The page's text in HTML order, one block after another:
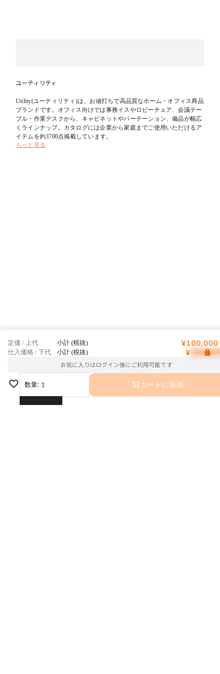
ユーティリティ
Utility(ユーティリティ)は、お値打ちで高品質なホーム・オフィス商品
ブランドです。オフィス向けでは事務イスやロビーチェア、会議テー
ブル・作業デスクから、キャビネットやパーテーション、備品が幅広
くラインナップ。カタログには企業から家庭までご使用いただけるア
イテムを約3700点掲載しています。
もっと見る
定価 / 上代 小計 (税抜) ¥100,000
仕入価格 / 下代 小計 (税抜) ¥
お気に入りはログイン後にご利用可能です
数量: 1
1
カートに追加